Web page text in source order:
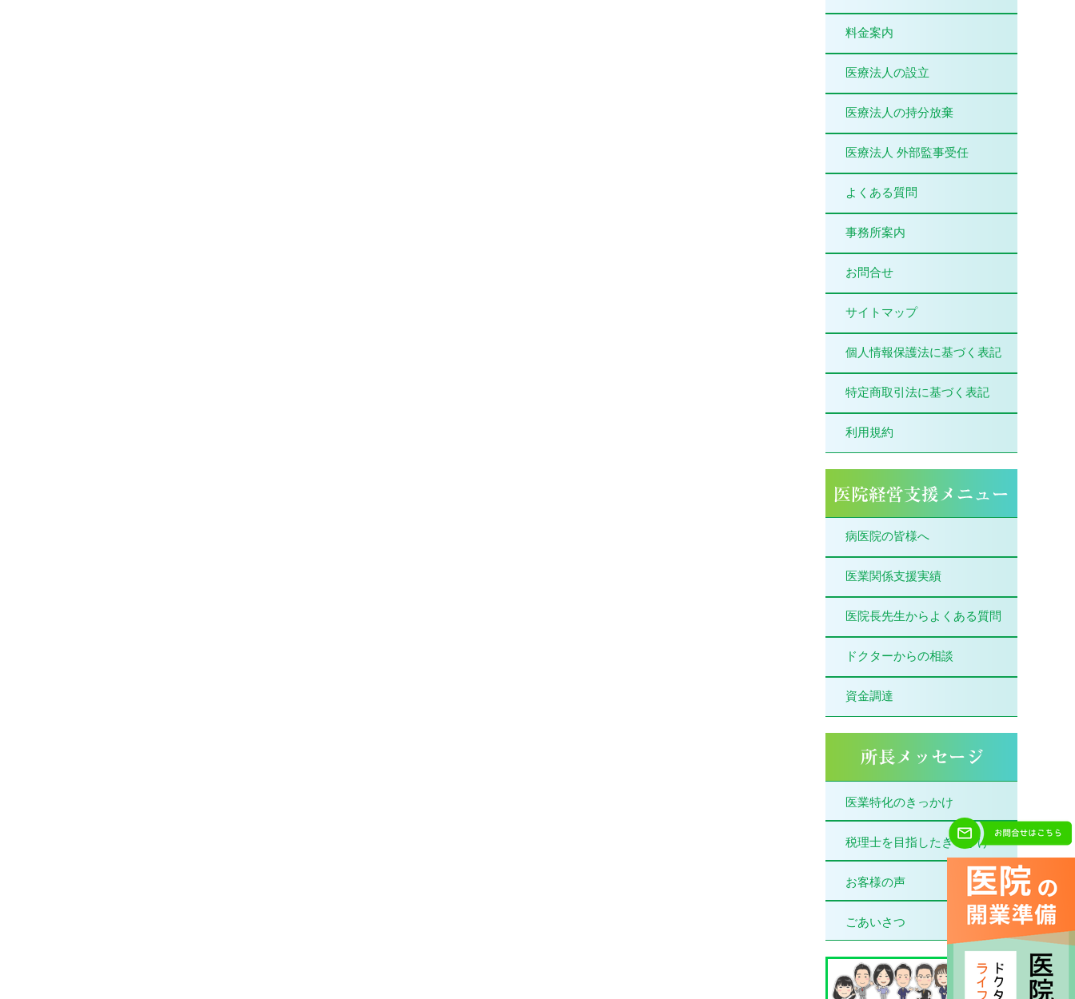
料金案内
医療法人の設立
医療法人の持分放棄
医療法人 外部監事受任
よくある質問
事務所案内
お問合せ
サイトマップ
個人情報保護法に基づく表記
特定商取引法に基づく表記
利用規約
病医院の皆様へ
医業関係支援実績
医院長先生からよくある質問
ドクターからの相談
資金調達
医業特化のきっかけ
税理士を目指したきっかけ
お客様の声
ごあいさつ